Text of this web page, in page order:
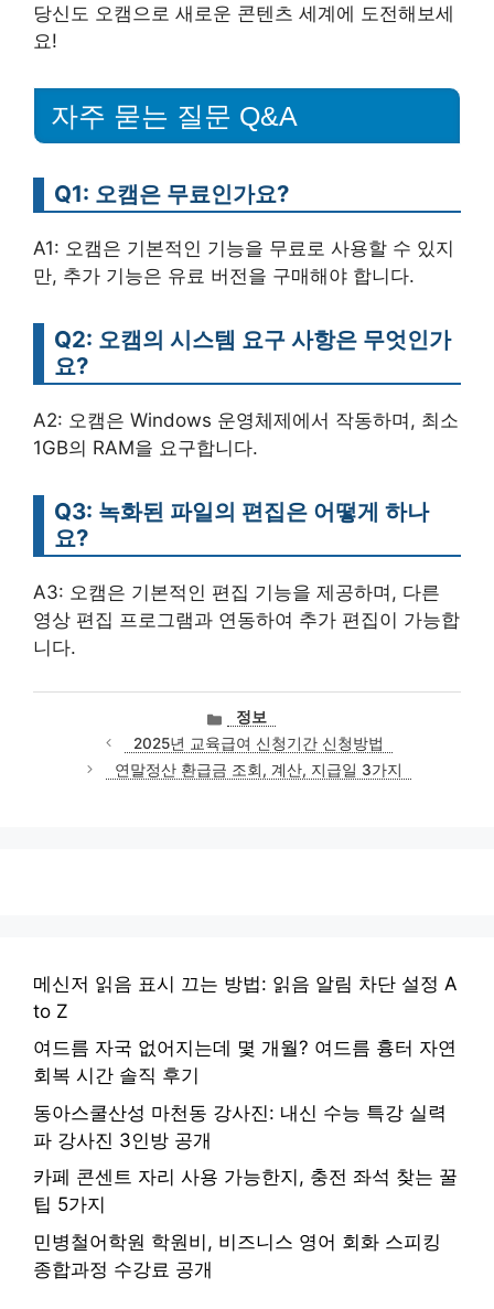
당신도 오캠으로 새로운 콘텐츠 세계에 도전해보세
요!
자주 묻는 질문 Q&A
Q1: 오캠은 무료인가요?
A1: 오캠은 기본적인 기능을 무료로 사용할 수 있지
만, 추가 기능은 유료 버전을 구매해야 합니다.
Q2: 오캠의 시스템 요구 사항은 무엇인가
요?
A2: 오캠은 Windows 운영체제에서 작동하며, 최소
1GB의 RAM을 요구합니다.
Q3: 녹화된 파일의 편집은 어떻게 하나
요?
A3: 오캠은 기본적인 편집 기능을 제공하며, 다른
영상 편집 프로그램과 연동하여 추가 편집이 가능합
니다.
카
테
고
리
정보
2025년 교육급여 신청기간 신청방법
연말정산 환급금 조회, 계산, 지급일 3가지
메신저 읽음 표시 끄는 방법: 읽음 알림 차단 설정 A
to Z
여드름 자국 없어지는데 몇 개월? 여드름 흉터 자연
회복 시간 솔직 후기
동아스쿨산성 마천동 강사진: 내신 수능 특강 실력
파 강사진 3인방 공개
카페 콘센트 자리 사용 가능한지, 충전 좌석 찾는 꿀
팁 5가지
민병철어학원 학원비, 비즈니스 영어 회화 스피킹
종합과정 수강료 공개